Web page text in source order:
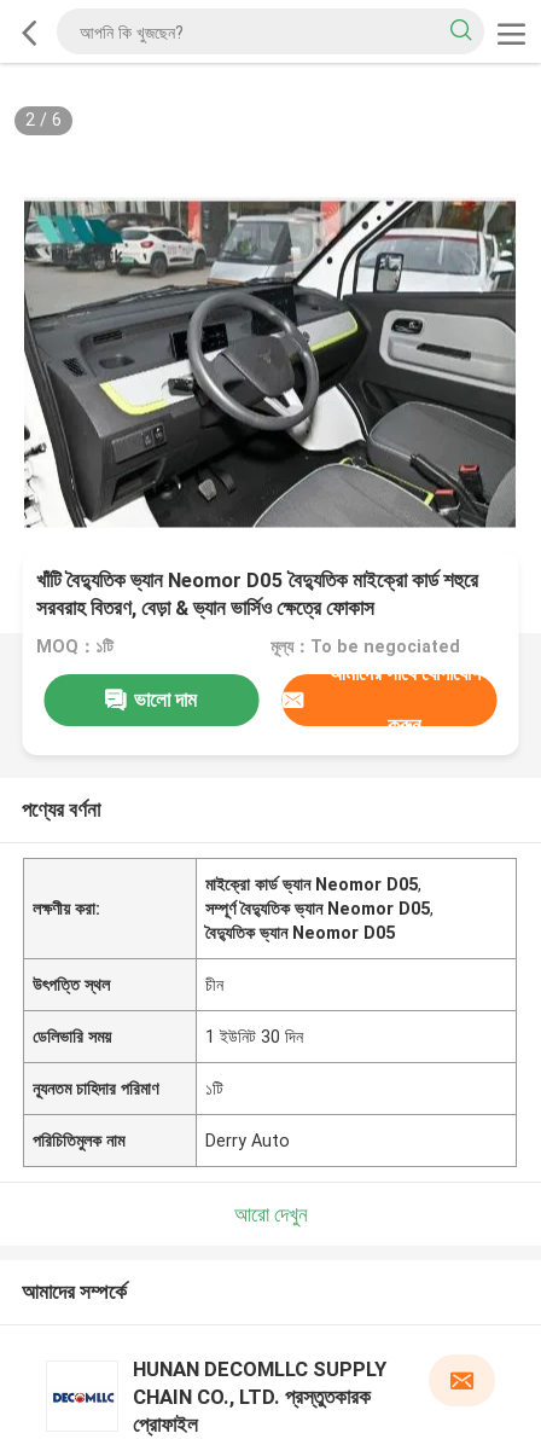
2/ 6
খাঁটি বৈদ্যুতিক ভ্যান Neomor D05 বৈদ্যুতিক মাইক্রো কার্ড শহুরে
সরবরাহ বিতরণ, বেড়া & ভ্যান ভার্সিও ক্ষেত্রে ফোকাস
MOQ：১টি মূল্য：To be negociated
ভালো দাম
আমাদের সাথে যোগাযোগ
করুন
পণ্যের বর্ণনা
লক্ষণীয় করা:
মাইক্রো কার্ড ভ্যান Neomor D05,
সম্পূর্ণ বৈদ্যুতিক ভ্যান Neomor D05,
বৈদ্যুতিক ভ্যান Neomor D05
উৎপত্তি স্থল চীন
ডেলিভারি সময় 1 ইউনিট 30 দিন
ন্যূনতম চাহিদার পরিমাণ ১টি
পরিচিতিমুলক নাম Derry Auto
আরো দেখুন
আমাদের সম্পর্কে
HUNAN DECOMLLC SUPPLY
CHAIN CO., LTD. প্রস্তুতকারক
প্রোফাইল